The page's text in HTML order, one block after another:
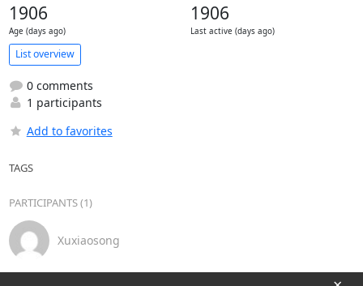
1906
Age (days ago)
1906
Last active (days ago)
List overview
0 comments
1 participants
Add to favorites
TAGS
PARTICIPANTS (1)
Xuxiaosong